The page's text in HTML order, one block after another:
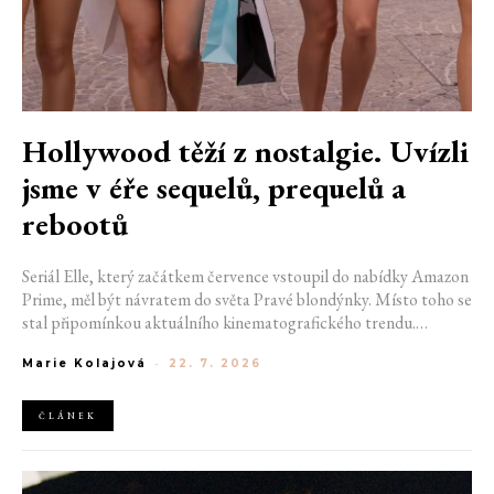
Hollywood těží z nostalgie. Uvízli
jsme v éře sequelů, prequelů a
rebootů
Seriál Elle, který začátkem července vstoupil do nabídky Amazon
Prime, měl být návratem do světa Pravé blondýnky. Místo toho se
stal připomínkou aktuálního kinematografického trendu.
Prequely, sequely, spin-offy i rebooty zaplnily kina i streamovací
vzácností. Proč se filmový průmysl tak moc bojí nových nápadů?
A můžeme si za to sami?
Marie Kolajová - 22. 7. 2026
ČLÁNEK